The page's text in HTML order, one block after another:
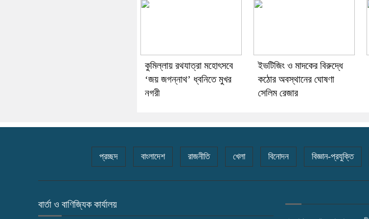
কুমিল্লায় রথযাত্রা মহোৎসবে
‘জয় জগন্নাথ’ ধ্বনিতে মুখর
নগরী
ইভটিজিং ও মাদকের বিরুদ্ধে
কঠোর অবস্থানের ঘোষণা
সেলিম রেজার
প্রচ্ছদ বাংলাদেশ রাজনীতি খেলা বিনোদন বিজ্ঞান-প্রযুক্তি
বার্তা ও বাণিজ্যিক কার্যালয়